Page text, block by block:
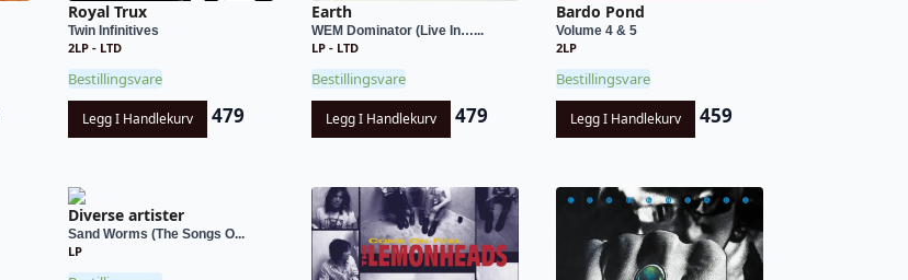
Royal Trux
Twin Infinitives
2LP - LTD
Bestillingsvare
Legg I Handlekurv 479
Earth
WEM Dominator (Live In…...
LP - LTD
Bestillingsvare
Legg I Handlekurv 479
Bardo Pond
Volume 4 & 5
2LP
Bestillingsvare
Legg I Handlekurv 459
Diverse artister
Sand Worms (The Songs O...
LP